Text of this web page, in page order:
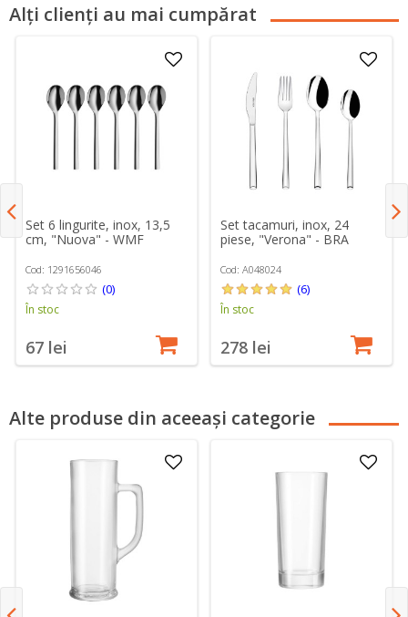
Alți clienți au mai cumpărat
Set 6 lingurite, inox, 13,5
cm, "Nuova" - WMF
Cod: 1291656046
(0)
În stoc
67 lei
Set tacamuri, inox, 24
piese, "Verona" - BRA
Cod: A048024
(6)
În stoc
278 lei
Alte produse din aceeași categorie